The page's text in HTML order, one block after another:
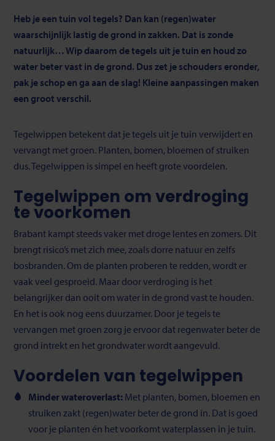
Heb je een tuin vol tegels? Dan kan (regen)water
waarschijnlijk lastig de grond in zakken. Dat is zonde
natuurlijk… Wip daarom de tegels uit je tuin en houd zo
water beter vast in de grond. Dus zet je schouders eronder,
pak je schop en ga aan de slag! Kleine aanpassingen maken
een groot verschil.
Tegelwippen betekent dat je tegels uit je tuin verwijdert en
vervangt met groen. Planten, bomen, bloemen of struiken
dus. Tegelwippen is simpel en heeft grote voordelen.
Tegelwippen om verdroging
te voorkomen
Brabant kampt steeds vaker met droge lentes en zomers. Dit
brengt risico’s met zich mee, zoals dorre natuur en zelfs
bosbranden. Om de planten proberen te redden, wordt er
vaak veel gesproeid. Maar door verdroging is het
belangrijker dan ooit om water in de grond vast te houden.
En het is ook nog eens duurzamer. Door je tegels te
vervangen met groen zorg je ervoor dat regenwater beter de
grond intrekt en het grondwater wordt aangevuld.
Voordelen van tegelwippen
Minder wateroverlast: Met planten, bomen, bloemen en
struiken zakt (regen)water beter de grond in. Dat is goed
voor je planten én het voorkomt waterplassen in je tuin.